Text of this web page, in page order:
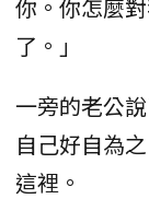
你。你怎麼
了。」
一旁的老公
自己好自為
這裡。